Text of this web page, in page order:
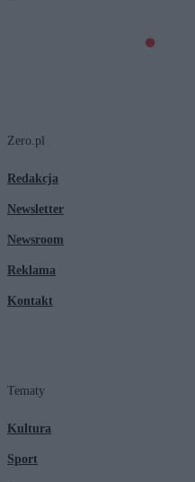
Zero.pl
Redakcja
Newsletter
Newsroom
Reklama
Kontakt
Tematy
Kultura
Sport